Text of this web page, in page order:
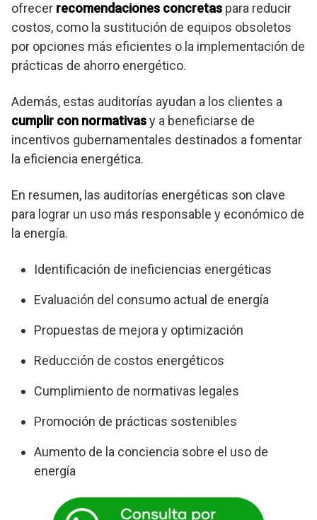
ofrecer recomendaciones concretas para reducir
costos, como la sustitución de equipos obsoletos
por opciones más eficientes o la implementación de
prácticas de ahorro energético.
Además, estas auditorías ayudan a los clientes a
cumplir con normativasy a beneficiarse de
incentivos gubernamentales destinados a fomentar
la eficiencia energética.
En resumen, las auditorías energéticas son clave
para lograr un uso más responsable y económico de
la energía.
Identificación de ineficiencias energéticas
Evaluación del consumo actual de energía
Propuestas de mejora y optimización
Reducción de costos energéticos
Cumplimiento de normativas legales
Promoción de prácticas sostenibles
Aumento de la conciencia sobre el uso de
energía